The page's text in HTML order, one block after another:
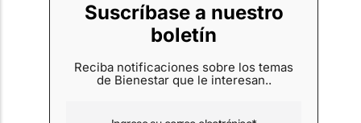
Suscríbase a nuestro
boletín
Reciba notificaciones sobre los temas
de Bienestar que le interesan..